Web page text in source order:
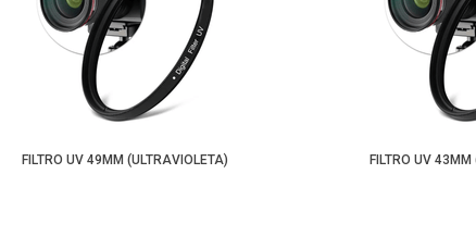
FILTRO UV 49MM (ULTRAVIOLETA) FILTRO UV